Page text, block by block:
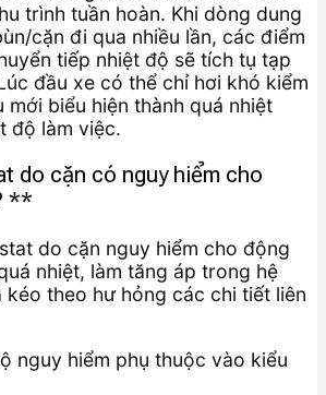
trình tuần hoàn. Khi dòng dung
cặn đi qua nhiều lần, các điểm
tiếp nhiệt độ sẽ tích tụ tạp
đầu xe có thể chỉ hơi khó kiểm
mới biểu hiện thành quá nhiệt
độ làm việc.
do cặn có nguy hiểm cho
**
do cặn nguy hiểm cho động
nhiệt, làm tăng áp trong hệ
kéo theo hư hỏng các chi tiết liên
nguy hiểm phụ thuộc vào kiểu